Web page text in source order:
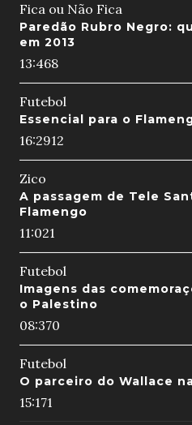
Fica ou Não Fica
Paredão Rubro Negro:
em 2013
13:468
Futebol
Essencial para o
16:2912
Zico
A passagem de Tele
Flamengo
11:021
Futebol
Imagens das
o Palestino
08:370
Futebol
O parceiro do Wallace
15:171